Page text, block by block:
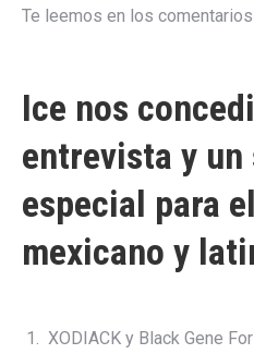
Te leemos en los comentarios
Ice nos
entrevista y un
especial para
mexicano y
XODIACK y Black Gene